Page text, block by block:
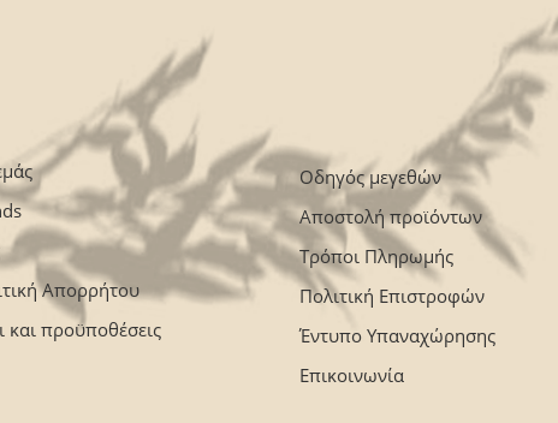
Απορρήτου
και προϋποθέσεις
Οδηγός μεγεθών
Αποστολή προϊόντων
Τρόποι Πληρωμής
Πολιτική Επιστροφών
Έντυπο Υπαναχώρησης
Επικοινωνία